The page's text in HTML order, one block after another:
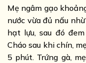
Mẹ ngâm gạo
nước vừa đủ nấu
hạt lựu, sau đó
Cháo sau khi chín,
5 phút. Trứng gà,